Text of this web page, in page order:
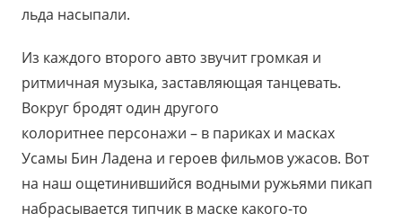
льда насыпали.
Из каждого второго авто звучит громкая и
ритмичная музыка, заставляющая танцевать.
Вокруг бродят один другого
колоритнее персонажи – в париках и масках
Усамы Бин Ладена и героев фильмов ужасов. Вот
на наш ощетинившийся водными ружьями пикап
набрасывается типчик в маске какого-то